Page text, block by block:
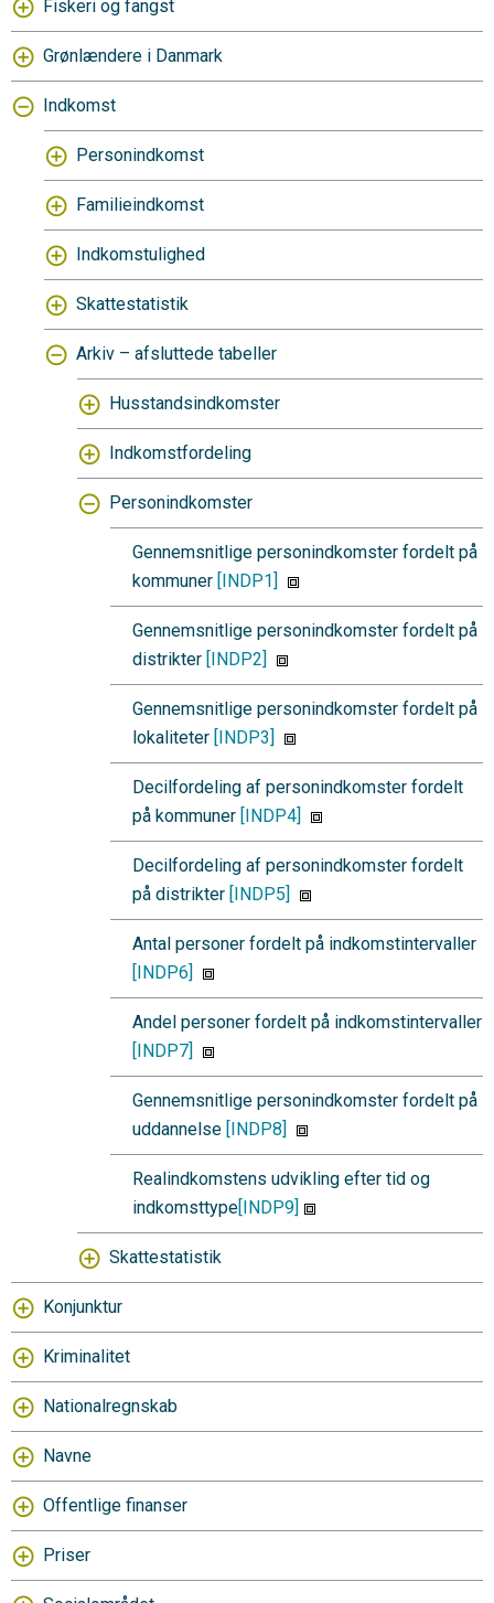
Fiskeri og fangst
Grønlændere i Danmark
Indkomst
Personindkomst
Familieindkomst
Indkomstulighed
Skattestatistik
Arkiv – afsluttede tabeller
Husstandsindkomster
Indkomstfordeling
Personindkomster
Gennemsnitlige personindkomster fordelt på
kommuner
[INDP1]
Gennemsnitlige personindkomster fordelt på
distrikter
[INDP2]
Gennemsnitlige personindkomster fordelt på
lokaliteter
[INDP3]
Decilfordeling af personindkomster fordelt
på kommuner
[INDP4]
Decilfordeling af personindkomster fordelt
på distrikter
[INDP5]
Antal personer fordelt på indkomstintervaller
[INDP6]
Andel personer fordelt på indkomstintervaller
[INDP7]
Gennemsnitlige personindkomster fordelt på
uddannelse
[INDP8]
Realindkomstens udvikling efter tid og
indkomsttype [INDP9]
Skattestatistik
Konjunktur
Kriminalitet
Nationalregnskab
Navne
Offentlige finanser
Priser